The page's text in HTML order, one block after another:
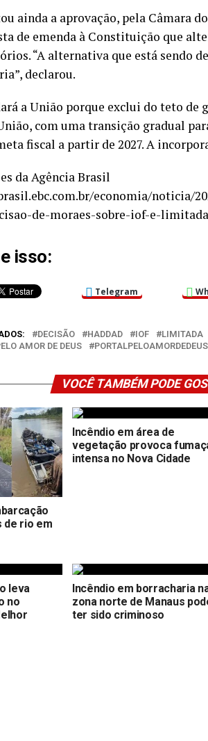
ainda a aprovação, pela Câmara
de emenda à Constituição que
“A alternativa que está sendo
declarou.
a União porque exclui do teto de
com uma transição gradual
fiscal a partir de 2027. A
da Agência Brasil
economia/noticia/
de-moraes-sobre-iof-e-
isso:
Telegram
DECISÃO HADDAD IOF LIMITADA
AMOR DE DEUS PORTALPELOAMORDEDEUS
VOCÊ TAMBÉM PODE
de rio em
Incêndio em área de
vegetação provoca
intensa no Nova Cidade
leva
no
Incêndio em borracharia
zona norte de Manaus
ter sido criminoso